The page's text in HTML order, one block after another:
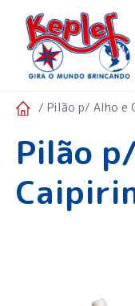
/ Pilão p/ Alho e
Pilão